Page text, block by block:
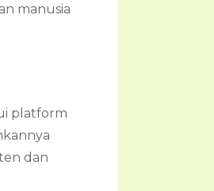
manusia
platform
dan